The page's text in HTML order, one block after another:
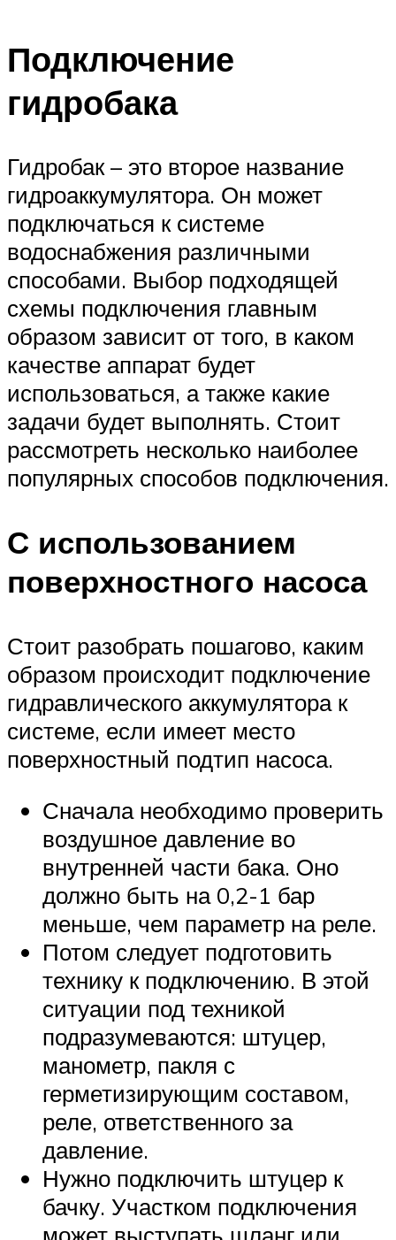
Подключение
гидробака
Гидробак – это второе название
гидроаккумулятора. Он может
подключаться к системе
водоснабжения различными
способами. Выбор подходящей
схемы подключения главным
образом зависит от того, в каком
качестве аппарат будет
использоваться, а также какие
задачи будет выполнять. Стоит
рассмотреть несколько наиболее
популярных способов подключения.
С использованием
поверхностного насоса
Стоит разобрать пошагово, каким
образом происходит подключение
гидравлического аккумулятора к
системе, если имеет место
поверхностный подтип насоса.
Сначала необходимо проверить
воздушное давление во
внутренней части бака. Оно
должно быть на 0,2-1 бар
меньше, чем параметр на реле.
Потом следует подготовить
технику к подключению. В этой
ситуации под техникой
подразумеваются: штуцер,
манометр, пакля с
герметизирующим составом,
реле, ответственного за
давление.
Нужно подключить штуцер к
бачку. Участком подключения